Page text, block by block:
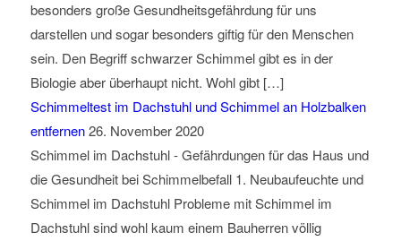
besonders große Gesundheitsgefährdung für uns
darstellen und sogar besonders giftig für den Menschen
sein. Den Begriff schwarzer Schimmel gibt es in der
Biologie aber überhaupt nicht. Wohl gibt […]
Schimmeltest im Dachstuhl und Schimmel an Holzbalken
entfernen 26. November 2020
Schimmel im Dachstuhl - Gefährdungen für das Haus und
die Gesundheit bei Schimmelbefall 1. Neubaufeuchte und
Schimmel im Dachstuhl Probleme mit Schimmel im
Dachstuhl sind wohl kaum einem Bauherren völlig